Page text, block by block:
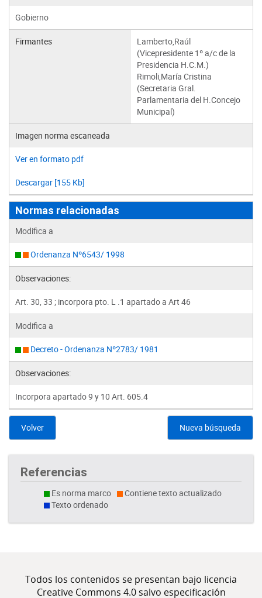
Gobierno
Firmantes
Lamberto,Raúl
(Vicepresidente 1º a/c de la
Presidencia H.C.M.)
Rimoli,María Cristina
(Secretaria Gral.
Parlamentaria del H.Concejo
Municipal)
Imagen norma escaneada
Ver en formato pdf
Descargar [155 Kb]
Normas relacionadas
Modifica a
Ordenanza Nº6543/ 1998
Observaciones:
Art. 30, 33 ; incorpora pto. L .1 apartado a Art 46
Modifica a
Decreto - Ordenanza Nº2783/ 1981
Observaciones:
Incorpora apartado 9 y 10 Art. 605.4
Volver Nueva búsqueda
Referencias
Es norma marco
Contiene texto actualizado
Texto ordenado